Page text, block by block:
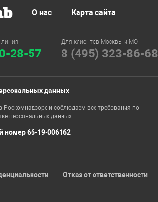
О нас Карта сайта
линия
28-57
Для клиентов Москвы и МО
8 (495) 323-86-68
данных
Роскомнадзоре и соблюдаем все требования по
персональных данных
номер 66-19-006162
Отказ от ответственности